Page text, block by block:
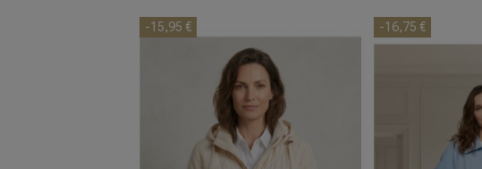
-15,95 € -16,75 €